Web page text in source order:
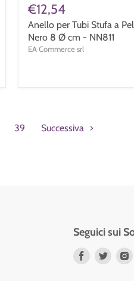
€12,54
Anello per Tubi Stufa a
Nero 8 Ø cm - NN811
EA Commerce srl
39 Successiva
Seguici sui
Trovaci Trovaci